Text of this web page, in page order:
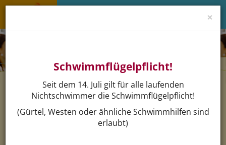
Login
Bitte loggen Sie sich mit dem untenstehenden Formular
×
Schwimmflügelpflicht!
Seit dem 14. Juli gilt für alle laufenden
Nichtschwimmer die Schwimmflügelpflicht!
(Gürtel, Westen oder ähnliche Schwimmhilfen sind
erlaubt)